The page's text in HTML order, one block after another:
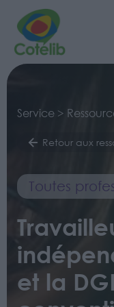
Service >
Retour aux
Toutes
et la